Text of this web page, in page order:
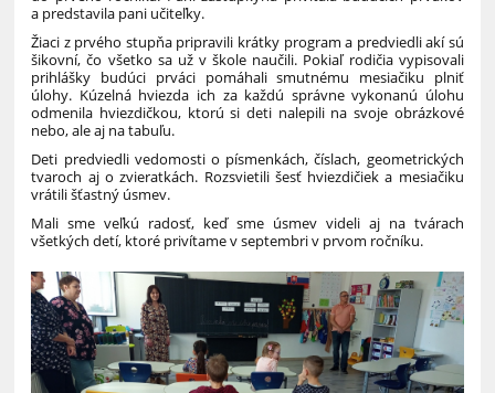
a predstavila pani učiteľky.
Žiaci z prvého stupňa pripravili krátky program a predviedli akí sú
šikovní, čo všetko sa už v škole naučili. Pokiaľ rodičia vypisovali
prihlášky budúci prváci pomáhali smutnému mesiačiku plniť
úlohy. Kúzelná hviezda ich za každú správne vykonanú úlohu
odmenila hviezdičkou, ktorú si deti nalepili na svoje obrázkové
nebo, ale aj na tabuľu.
Deti predviedli vedomosti o písmenkách, číslach, geometrických
tvaroch aj o zvieratkách. Rozsvietili šesť hviezdičiek a mesiačiku
vrátili šťastný úsmev.
Mali sme veľkú radosť, keď sme úsmev videli aj na tvárach
všetkých detí, ktoré privítame v septembri v prvom ročníku.